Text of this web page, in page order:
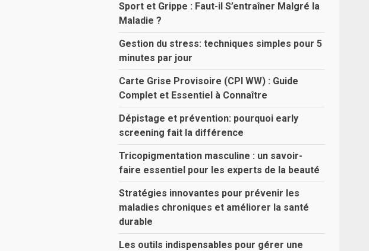
Sport et Grippe : Faut-il S’entraîner Malgré la
Maladie ?
Gestion du stress: techniques simples pour 5
minutes par jour
Carte Grise Provisoire (CPI WW) : Guide
Complet et Essentiel à Connaître
Dépistage et prévention: pourquoi early
screening fait la différence
Tricopigmentation masculine : un savoir-
faire essentiel pour les experts de la beauté
Stratégies innovantes pour prévenir les
maladies chroniques et améliorer la santé
durable
Les outils indispensables pour gérer une